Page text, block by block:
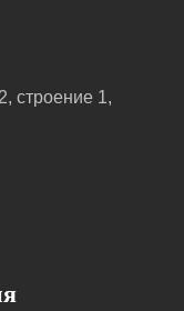
строение 1,